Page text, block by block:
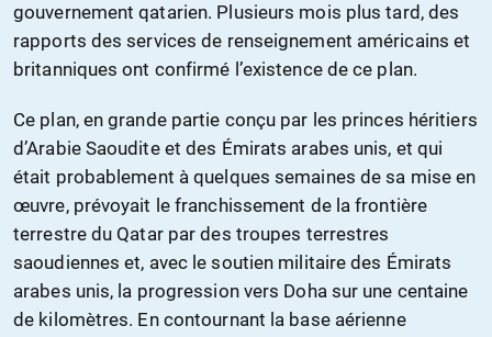
gouvernement qatarien. Plusieurs mois plus tard, des
rapports des services de renseignement américains et
britanniques ont confirmé l’existence de ce plan.
Ce plan, en grande partie conçu par les princes héritiers
d’Arabie Saoudite et des Émirats arabes unis, et qui
était probablement à quelques semaines de sa mise en
œuvre, prévoyait le franchissement de la frontière
terrestre du Qatar par des troupes terrestres
saoudiennes et, avec le soutien militaire des Émirats
arabes unis, la progression vers Doha sur une centaine
de kilomètres. En contournant la base aérienne